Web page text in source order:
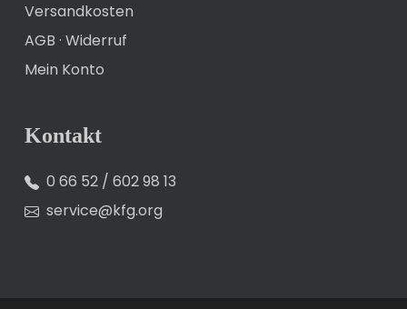
Versandkosten
AGB · Widerruf
Mein Konto
Kontakt
0 66 52 / 602 98 13
service@kfg.org